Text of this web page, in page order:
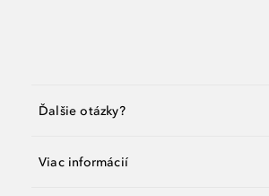
Ďalšie otázky?
Viac informácií